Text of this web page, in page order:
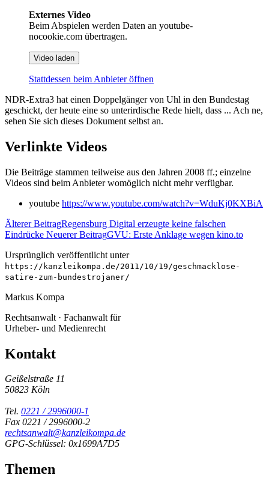
Externes Video
Beim Abspielen werden Daten an youtube-
nocookie.com übertragen.
Video laden
Stattdessen beim Anbieter öffnen
NDR-Extra3 hat einen Doppelgänger von Uhl in den Bundestag
geschickt, der heute eine so unterirdische Rede hielt, dass ... Ach ne,
sehen Sie sich dieses Dokument selbst an.
Verlinkte Videos
Die Beiträge stammen teilweise aus den Jahren 2008 ff.; einzelne
Videos sind beim Anbieter womöglich nicht mehr verfügbar.
youtube https://www.youtube.com/watch?v=WduKj0KXBiA
Älterer BeitragRegensburg Digital erzeugte keine falschen
Eindrücke Neuerer BeitragGVU: Erste Anklage wegen kino.to
Ursprünglich veröffentlicht unter
https://kanzleikompa.de/2011/10/19/geschmacklose-
satire-zum-bundestrojaner/
Markus Kompa
Rechtsanwalt · Fachanwalt für
Urheber- und Medienrecht
Kontakt
Geißelstraße 11
50823 Köln
Tel. 0221 / 2996000-1
Fax 0221 / 2996000-2
rechtsanwalt@kanzleikompa.de
GPG-Schlüssel: 0x1699A7D5
Themen